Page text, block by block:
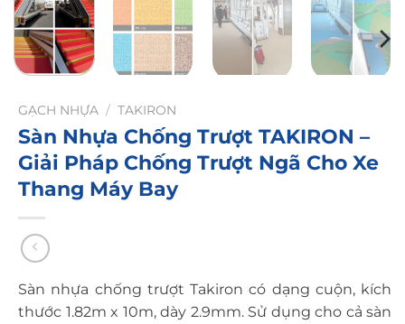
GẠCH NHỰA / TAKIRON
Sàn Nhựa Chống Trượt TAKIRON –
Giải Pháp Chống Trượt Ngã Cho Xe
Thang Máy Bay
Sàn nhựa chống trượt Takiron có dạng cuộn, kích
thước 1.82m x 10m, dày 2.9mm. Sử dụng cho cả sàn